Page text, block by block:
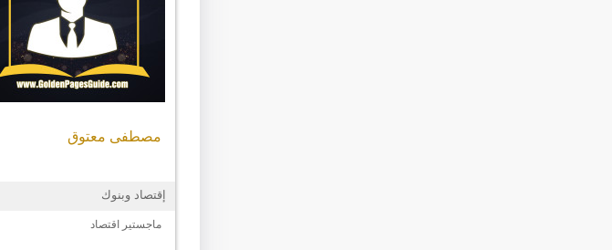
مصطفى معتوق
إقتصاد وبنوك
ماجستير اقتصاد